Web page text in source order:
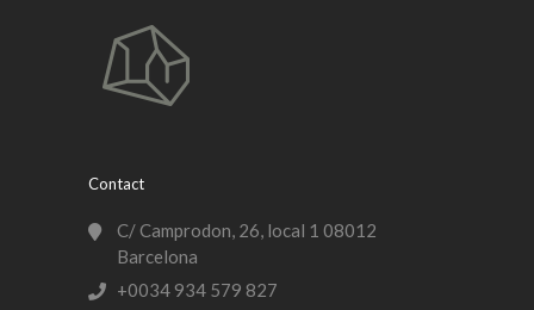
Contact
C/ Camprodon, 26, local 1 08012
Barcelona
+0034 934 579 827